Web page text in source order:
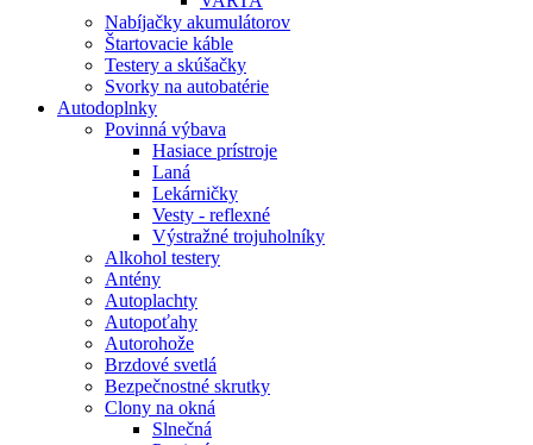
Nabíjačky akumulátorov
Štartovacie káble
Testery a skúšačky
Svorky na autobatérie
Autodoplnky
Povinná výbava
Hasiace prístroje
Laná
Lekárničky
Vesty - reflexné
Výstražné trojuholníky
Alkohol testery
Antény
Autoplachty
Autopoťahy
Autorohože
Brzdové svetlá
Bezpečnostné skrutky
Clony na okná
Slnečná